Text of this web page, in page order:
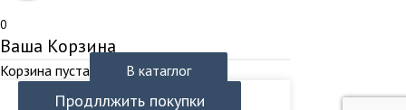
0
Ваша Корзина
Корзина пуста В катаглог
Продллжить покупки